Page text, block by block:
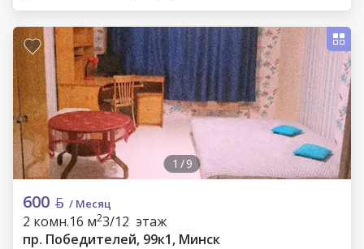
1 /9
600 / Месяц
2 комн.16 м23/12 этаж
пр. Победителей, 99к1, Минск